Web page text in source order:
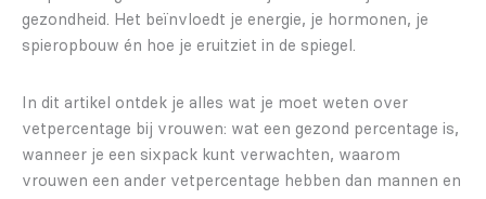
gezondheid. Het beïnvloedt je energie, je hormonen, je
spieropbouw én hoe je eruitziet in de spiegel.
In dit artikel ontdek je alles wat je moet weten over
vetpercentage bij vrouwen: wat een gezond percentage is,
wanneer je een sixpack kunt verwachten, waarom
vrouwen een ander vetpercentage hebben dan mannen en